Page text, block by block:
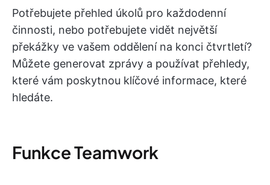
Potřebujete přehled úkolů pro každodenní
činnosti, nebo potřebujete vidět největší
překážky ve vašem oddělení na konci čtvrtletí?
Můžete generovat zprávy a používat přehledy,
které vám poskytnou klíčové informace, které
hledáte.
Funkce Teamwork